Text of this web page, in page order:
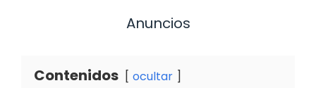
Anuncios
Contenidos ocultar